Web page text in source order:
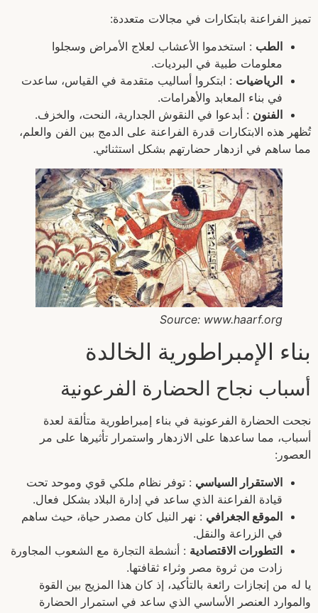
تميز الفراعنة بابتكارات في مجالات متعددة:
الطب : استخدموا الأعشاب لعلاج الأمراض وسجلوا
معلومات طبية في البرديات.
الرياضيات : ابتكروا أساليب متقدمة في القياس، ساعدت
في بناء المعابد والأهرامات.
الفنون : أبدعوا في النقوش الجدارية، النحت، والخزف.
تُظهر هذه الابتكارات قدرة الفراعنة على الدمج بين الفن والعلم،
مما ساهم في ازدهار حضارتهم بشكل استثنائي.
Source: www.haarf.org
بناء الإمبراطورية الخالدة
أسباب نجاح الحضارة الفرعونية
نجحت الحضارة الفرعونية في بناء إمبراطورية متألقة لعدة
أسباب، مما ساعدها على الازدهار واستمرار تأثيرها على مر
العصور:
الاستقرار السياسي : توفر نظام ملكي قوي وموحد تحت
قيادة الفراعنة الذي ساعد في إدارة البلاد بشكل فعال.
الموقع الجغرافي : نهر النيل كان مصدر حياة، حيث ساهم
في الزراعة والنقل.
التطورات الاقتصادية : أنشطة التجارة مع الشعوب المجاورة
زادت من ثروة مصر وثراء ثقافتها.
يا له من إنجازات رائعة بالتأكيد، إذ كان هذا المزيج بين القوة
والموارد العنصر الأساسي الذي ساعد في استمرار الحضارة